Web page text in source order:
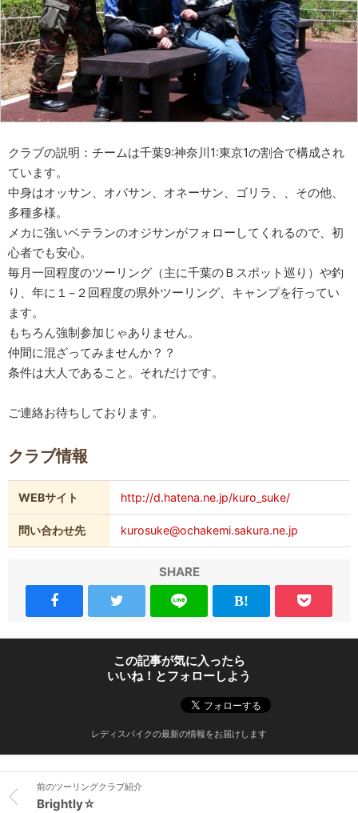
クラブの説明：チームは千葉9:神奈川1:東京1の割合で構成され
ています。
中身はオッサン、オバサン、オネーサン、ゴリラ、、その他、
多種多様。
メカに強いベテランのオジサンがフォローしてくれるので、初
心者でも安心。
毎月一回程度のツーリング（主に千葉のＢスポット巡り）や釣
り、年に１−２回程度の県外ツーリング、キャンプを行ってい
ます。
もちろん強制参加じゃありません。
仲間に混ざってみませんか？？
条件は大人であること。それだけです。
ご連絡お待ちしております。
クラブ情報
WEBサイト http://d.hatena.ne.jp/kuro_suke/
問い合わせ先 kurosuke@ochakemi.sakura.ne.jp
SHARE
この記事が気に入ったら
いいね！とフォローしよう
レディスバイクの最新の情報をお届けします
前のツーリングクラブ紹介
Brightly☆